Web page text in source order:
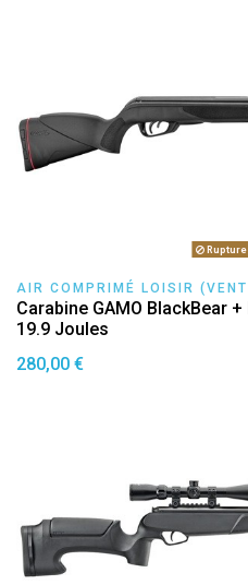
AIR COMPRIMÉ LOISIR
Carabine GAMO BlackBear
19.9 Joules
280,00 €